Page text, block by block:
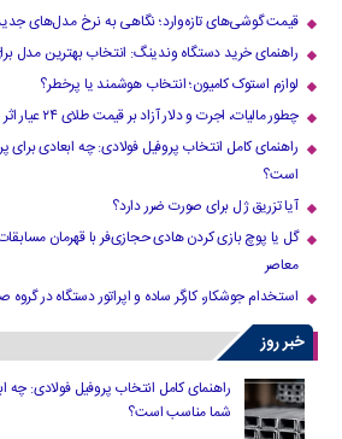
قیمت گوشی‌های تازه‌وارد؛ نگاهی به نرخ مدل‌های جدید
راهنمای خرید دستگاه وندینگ: انتخاب بهترین مدل
لوازم استوک کامیون؛ انتخاب هوشمند یا پرخطر؟
چطور مالیات، اجرت و دلار آزاد بر قیمت طلای ۲۴ عیار اثر می‌گذارد؟
راهنمای کامل انتخاب پروفیل فولادی: چه ابعادی برای
است؟
آیا تزریق ژل برای صورت ضرر دارد​؟
گل یا پوچ بازی کردن هادی حجازی‌فر با قهرمان
معاصر
استخدام جوشکار، کارگر ساده و اپراتور دستگاه در گروه
خبر روز
راهنمای کامل انتخاب پروفیل فولادی: چه
شما مناسب است؟